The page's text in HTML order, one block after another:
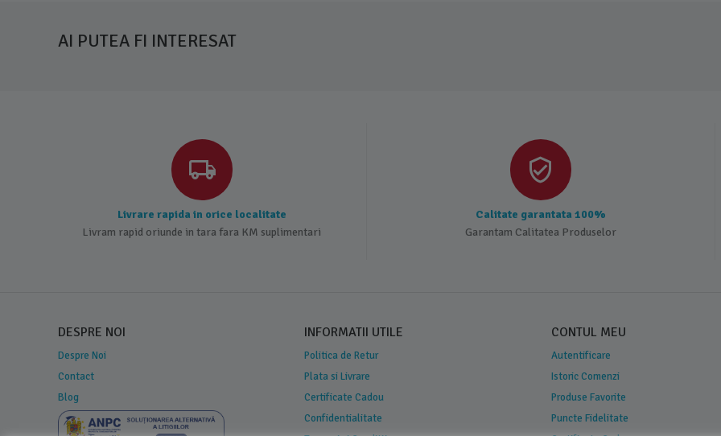
AI PUTEA FI INTERESAT
Livrare rapida in orice localitate
Livram rapid oriunde in tara fara KM suplimentari
Calitate garantata 100%
Garantam Calitatea Produselor
DESPRE NOI
Despre Noi
Contact
Blog
INFORMATII UTILE
Politica de Retur
Plata si Livrare
Certificate Cadou
Confidentialitate
CONTUL MEU
Autentificare
Istoric Comenzi
Produse Favorite
Puncte Fidelitate